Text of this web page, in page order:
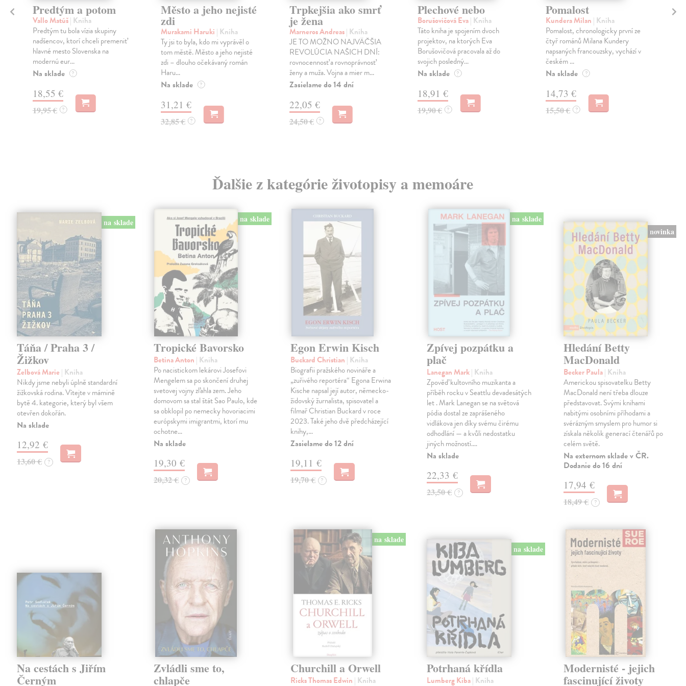
Predtým a potom
Vallo Matúš| Kniha
Predtým tu bola vízia skupiny
nadšencov, ktorí chceli premeniť
hlavné mesto Slovenska na
modernú eur...
Na sklade ?
18,55 €
19,95 € ?
Město a jeho nejisté
zdi
Murakami Haruki | Kniha
Ty jsi to byla, kdo mi vyprávěl o
tom městě. Město a jeho nejisté
zdi – dlouho očekávaný román
Haru...
Na sklade ?
31,21 €
32,85 € ?
Trpkejšia ako smrť
je žena
Marneros Andreas| Kniha
JE TO MOŽNO NAJVÄČŠIA
REVOLÚCIA NAŠICH DNÍ:
rovnocennosť a rovnoprávnosť
ženy a muža. Vojna a mier m...
Zasielame do 14 dní
22,05 €
24,50 € ?
Plechové nebo
Borušovičová Eva| Kniha
Táto kniha je spojením dvoch
projektov, na ktorých Eva
Borušovičová pracovala až do
svojich posledný...
Na sklade ?
18,91 €
19,90 € ?
Pomalost
Kundera Milan | Kniha
Pomalost, chronologicky první ze
čtyř románů Milana Kundery
napsaných francouzsky, vychází v
českém ...
Na sklade ?
14,73 €
15,50 € ?
Ďalšie z kategórie životopisy a memoáre
na sklade
Táňa / Praha 3 /
Žižkov
Zelbová Marie | Kniha
Nikdy jsme nebyli úplně standardní
žižkovská rodina. Vítejte v mámině
bytě 4. kategorie, který byl všem
otevřen dokořán.
Na sklade
12,92 €
13,60 € ?
na sklade
Tropické Bavorsko
Betina Anton | Kniha
Po nacistickom lekárovi Josefovi
Mengelem sa po skončení druhej
svetovej vojny zľahla zem. Jeho
domovom sa stal štát Sao Paulo, kde
sa obklopil po nemecky hovoriacimi
európskymi imigrantmi, ktorí mu
ochotne…
Na sklade
19,30 €
20,32 € ?
Egon Erwin Kisch
Buckard Christian | Kniha
Biografii pražského novináře a
„zuřivého reportéra“ Egona Erwina
Kische napsal její autor, německo-
židovský žurnalista, spisovatel a
filmař Christian Buckard v roce
2023. Také jeho dvě předcházející
knihy,…
Zasielame do 12 dní
19,11 €
19,70 € ?
na sklade
Zpívej pozpátku a
plač
Lanegan Mark| Kniha
Zpověď kultovního muzikanta a
příběh rocku v Seattlu devadesátých
let . Mark Lanegan se na světová
pódia dostal ze zaprášeného
vidlákova jen díky svému čirému
odhodlání — a kvůli nedostatku
jiných možností.…
Na sklade
22,33 €
23,50 € ?
novinka
Hledání Betty
MacDonald
Becker Paula| Kniha
Americkou spisovatelku Betty
MacDonald není třeba dlouze
představovat. Svými knihami
nabitými osobními příhodami a
svérázným smyslem pro humor si
získala několik generací čtenářů po
celém světě.
Na externom sklade v ČR.
Dodanie do 16 dní
17,94 €
18,49 € ?
Na cestách s Jiřím
Černým
Zvládli sme to,
chlapče
na sklade
Churchill a Orwell
Ricks Thomas Edwin | Kniha
na sklade
Potrhaná křídla
Lumberg Kiba| Kniha
Modernisté - jejich
fascinující životy